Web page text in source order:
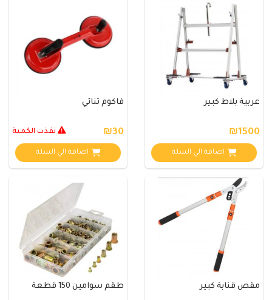
عربية بلاط كبير
₪1500
اضافة الي السلة
فاكوم ثنائي
₪30 نفذت الكمية
اضافة الي السلة
مقص قنابة كبير طقم سوامين 150 قطعة